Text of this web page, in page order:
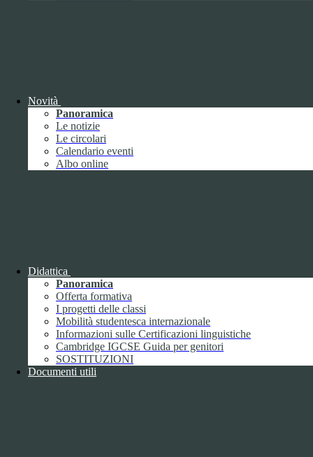
Novità
Panoramica
Le notizie
Le circolari
Calendario eventi
Albo online
Didattica
Panoramica
Offerta formativa
I progetti delle classi
Mobilità studentesca internazionale
Informazioni sulle Certificazioni linguistiche
Cambridge IGCSE Guida per genitori
SOSTITUZIONI
Documenti utili
Marzo
Aprile
Maggio
Giugno
1
Luglio
Agosto
2018
Gennaio
Febbraio
Marzo
Aprile